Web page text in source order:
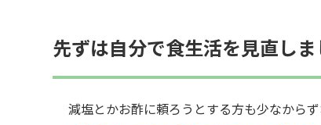
先ずは自分で食生活を見直しま
減塩とかお酢に頼ろうとする方も少なから